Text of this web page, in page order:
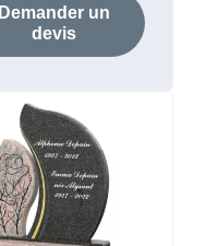
Demander un
devis